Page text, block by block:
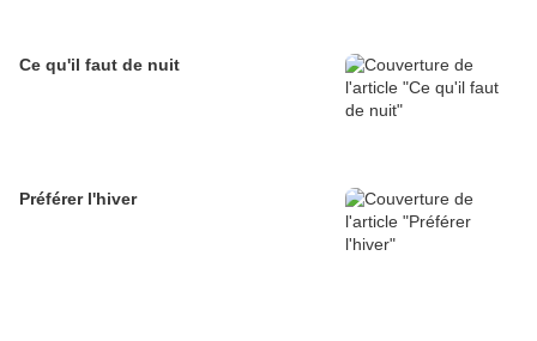
Ce qu'il faut de nuit
Préférer l'hiver